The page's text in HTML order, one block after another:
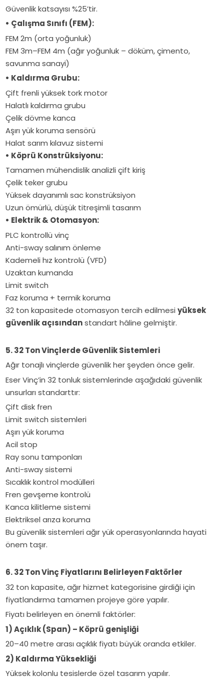
Güvenlik katsayısı %25’tir.
• Çalışma Sınıfı (FEM):
FEM 2m (orta yoğunluk)
FEM 3m–FEM 4m (ağır yoğunluk – döküm, çimento,
savunma sanayi)
• Kaldırma Grubu:
Çift frenli yüksek tork motor
Halatlı kaldırma grubu
Çelik dövme kanca
Aşırı yük koruma sensörü
Halat sarım kılavuz sistemi
• Köprü Konstrüksiyonu:
Tamamen mühendislik analizli çift kiriş
Çelik teker grubu
Yüksek dayanımlı sac konstrüksiyon
Uzun ömürlü, düşük titreşimli tasarım
• Elektrik & Otomasyon:
PLC kontrollü vinç
Anti-sway salınım önleme
Kademeli hız kontrolü (VFD)
Uzaktan kumanda
Limit switch
Faz koruma + termik koruma
32 ton kapasitede otomasyon tercih edilmesiyüksek
güvenlik açısındanstandart hâline gelmiştir.
5. 32 Ton Vinçlerde Güvenlik Sistemleri
Ağır tonajlı vinçlerde güvenlik her şeyden önce gelir.
Eser Vinç’in 32 tonluk sistemlerinde aşağıdaki güvenlik
unsurları standarttır:
Çift disk fren
Limit switch sistemleri
Aşırı yük koruma
Acil stop
Ray sonu tamponları
Anti-sway sistemi
Sıcaklık kontrol modülleri
Fren gevşeme kontrolü
Kanca kilitleme sistemi
Elektriksel arıza koruma
Bu güvenlik sistemleri ağır yük operasyonlarında hayati
önem taşır.
6. 32 Ton Vinç Fiyatlarını Belirleyen Faktörler
32 ton kapasite, ağır hizmet kategorisine girdiği için
fiyatlandırma tamamen projeye göre yapılır.
Fiyatı belirleyen en önemli faktörler:
1) Açıklık (Span) – Köprü genişliği
20–40 metre arası açıklık fiyatı büyük oranda etkiler.
2) Kaldırma Yüksekliği
Yüksek kolonlu tesislerde özel tasarım yapılır.